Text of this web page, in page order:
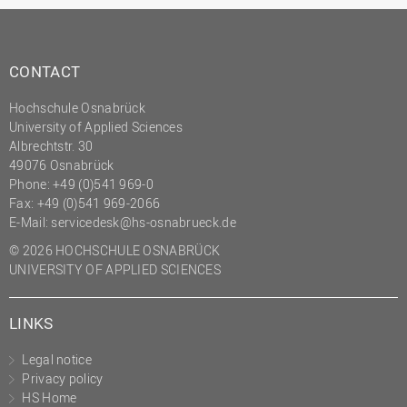
Recht
Science to Business GmbH
Studierendensekretariat
Studium und Lehre
Transfer- und
Innovationsmanagement
CONTACT
Hochschule Osnabrück
University of Applied Sciences
Albrechtstr. 30
49076 Osnabrück
Phone: +49 (0)541 969-0
Fax: +49 (0)541 969-2066
E-Mail: servicedesk@hs-osnabrueck.de
© 2026 HOCHSCHULE OSNABRÜCK
UNIVERSITY OF APPLIED SCIENCES
LINKS
Legal notice
Privacy policy
HS Home